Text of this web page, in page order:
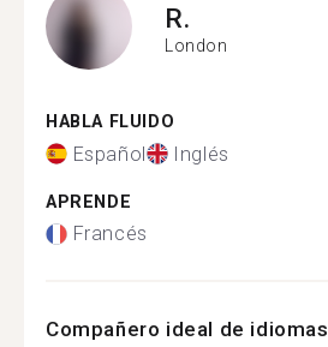
R.
London
HABLA FLUIDO
Español Inglés
APRENDE
Francés
Compañero ideal de idiomas